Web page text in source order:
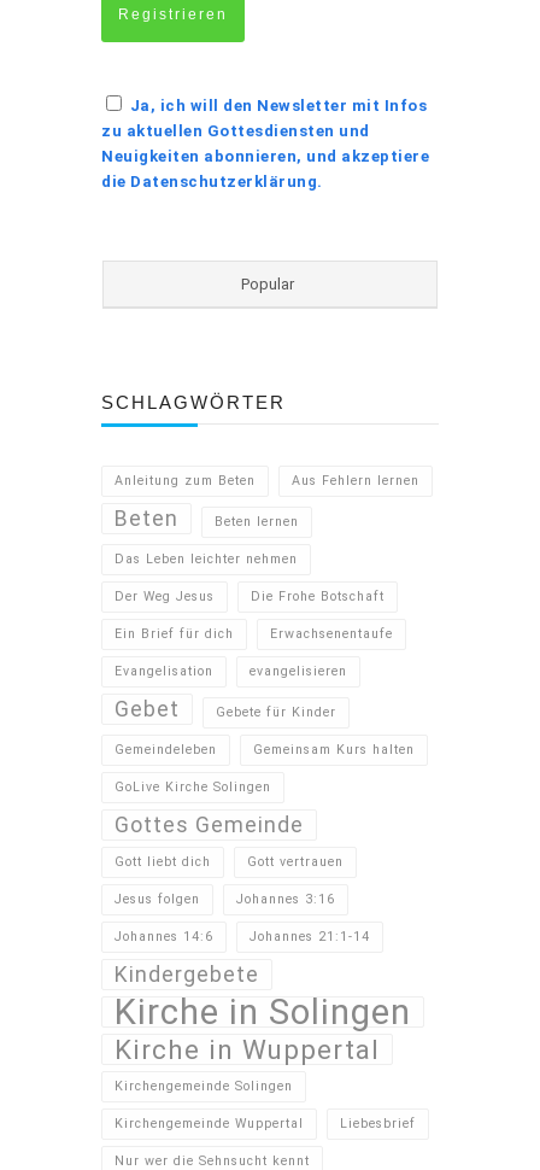
Ja, ich will den Newsletter mit Infos
zu aktuellen Gottesdiensten und
Neuigkeiten abonnieren, und akzeptiere
die Datenschutzerklärung.
Popular
SCHLAGWÖRTER
Anleitung zum Beten Aus Fehlern lernen
Beten Beten lernen
Das Leben leichter nehmen
Der Weg Jesus Die Frohe Botschaft
Ein Brief für dich Erwachsenentaufe
Evangelisation evangelisieren
Gebet Gebete für Kinder
Gemeindeleben Gemeinsam Kurs halten
GoLive Kirche Solingen
Gottes Gemeinde
Gott liebt dich Gott vertrauen
Jesus folgen Johannes 3:16
Johannes 14:6 Johannes 21:1-14
Kindergebete
Kirche in Solingen
Kirche in Wuppertal
Kirchengemeinde Solingen
Kirchengemeinde Wuppertal Liebesbrief
Nur wer die Sehnsucht kennt